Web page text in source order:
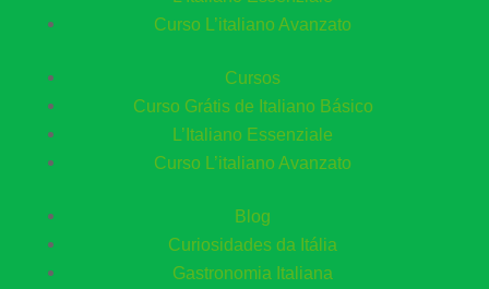
Curso L’italiano Avanzato
Cursos
Curso Grátis de Italiano Básico​
L’Italiano Essenziale
Curso L’italiano Avanzato
Blog
Curiosidades da Itália
Gastronomia Italiana